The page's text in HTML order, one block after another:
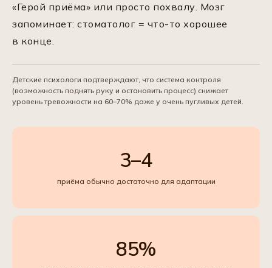
«Герой приёма» или просто похвалу. Мозг
запоминает: стоматолог = что-то хорошее
в конце.
Детские психологи подтверждают, что система контроля
(возможность поднять руку и остановить процесс) снижает
уровень тревожности на 60–70% даже у очень пугливых детей.
3–4
приёма обычно достаточно для адаптации
85%